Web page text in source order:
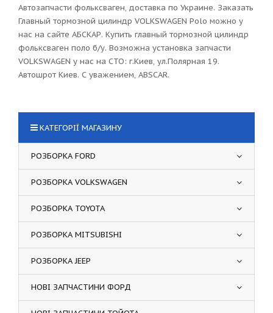
Автозапчасти фольксваген, доставка по Украине. Заказать
Главный тормозной цилиндр VOLKSWAGEN Polo можно у
нас на сайте АБСКАР. Купить главный тормозной цилиндр
фольксваген поло б/у. Возможна установка запчасти
VOLKSWAGEN у нас на СТО: г.Киев, ул.Полярная 19.
Автошрот Киев. С уважением, ABSCAR.
КАТЕГОРІЇ МАГАЗИНУ
РОЗБОРКА FORD
РОЗБОРКА VOLKSWAGEN
РОЗБОРКА TOYOTA
РОЗБОРКА MITSUBISHI
РОЗБОРКА JEEP
НОВІ ЗАПЧАСТИНИ ФОРД